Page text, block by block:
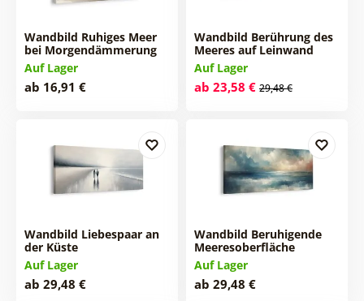
Wandbild Ruhiges Meer
bei Morgendämmerung
Auf Lager
ab 16,91 €
Wandbild Berührung des
Meeres auf Leinwand
Auf Lager
ab 23,58 € 29,48 €
Wandbild Liebespaar an
der Küste
Auf Lager
ab 29,48 €
Wandbild Beruhigende
Meeresoberfläche
Auf Lager
ab 29,48 €